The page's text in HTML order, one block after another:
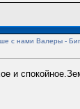
с нами Валеры -
и